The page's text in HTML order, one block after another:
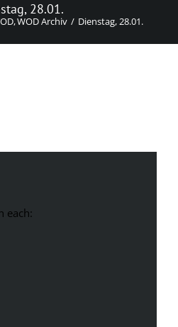
28.01.
WOD Archiv Dienstag, 28.01.
each: